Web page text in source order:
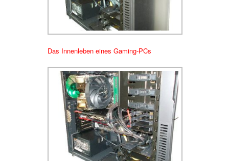
Das Innenleben eines Gaming-PCs